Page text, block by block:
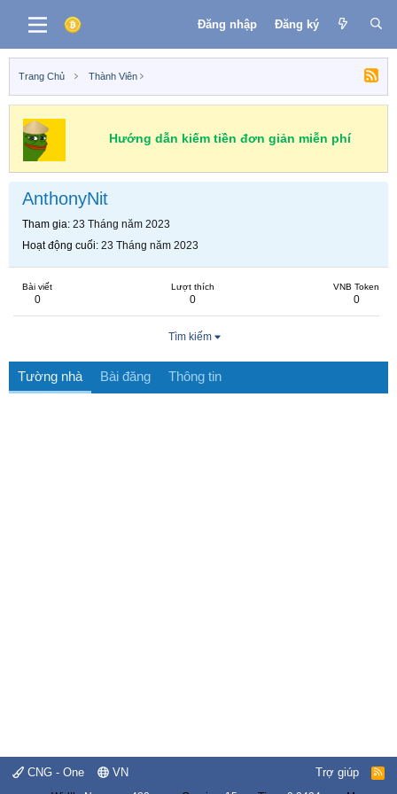
Đăng nhập Đăng ký
Trang Chủ Thành Viên
Hướng dẫn kiếm tiền đơn giản miễn phí
AnthonyNit
Tham gia 23 Tháng năm 2023
Hoạt động cuối 23 Tháng năm 2023
Bài viết
0
Lượt thích
0
VNB Token
0
Tìm kiếm
Tường nhà Bài đăng Thông tin
CNG - One VN Trợ giúp
R